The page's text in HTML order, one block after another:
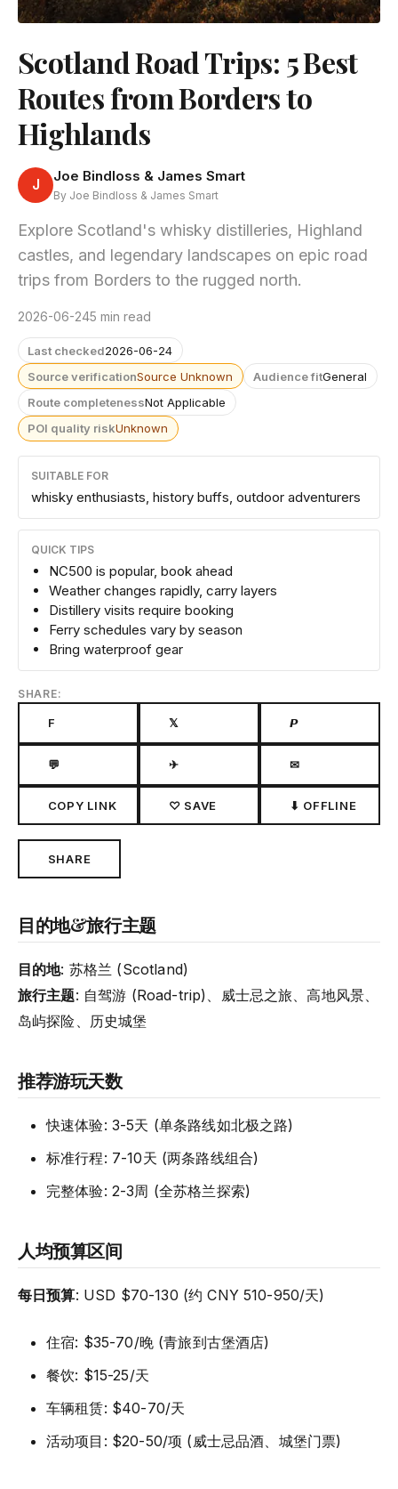
Scotland Road Trips: 5 Best
Routes from Borders to
Highlands
J Joe Bindloss & James Smart
By Joe Bindloss & James Smart
Explore Scotland's whisky distilleries, Highland
castles, and legendary landscapes on epic road
trips from Borders to the rugged north.
2026-06-245 min read
Last checked2026-06-24
Source verificationSource Unknown Audience fitGeneral
Route completenessNot Applicable
POI quality riskUnknown
SUITABLE FOR
whisky enthusiasts, history buffs, outdoor adventurers
QUICK TIPS
NC500 is popular, book ahead
Weather changes rapidly, carry layers
Distillery visits require booking
Ferry schedules vary by season
Bring waterproof gear
SHARE:
F 𝕏 𝙋
💬 ✈ ✉
COPY LINK ♡ SAVE ⬇ OFFLINE
SHARE
目的地&旅行主题
目的地: 苏格兰 (Scotland)
旅行主题: 自驾游 (Road-trip)、威士忌之旅、高地风景、
岛屿探险、历史城堡
推荐游玩天数
快速体验: 3-5天 (单条路线如北极之路)
标准行程: 7-10天 (两条路线组合)
完整体验: 2-3周 (全苏格兰探索)
人均预算区间
每日预算: USD $70-130 (约 CNY 510-950/天)
住宿: $35-70/晚 (青旅到古堡酒店)
餐饮: $15-25/天
车辆租赁: $40-70/天
活动项目: $20-50/项 (威士忌品酒、城堡门票)